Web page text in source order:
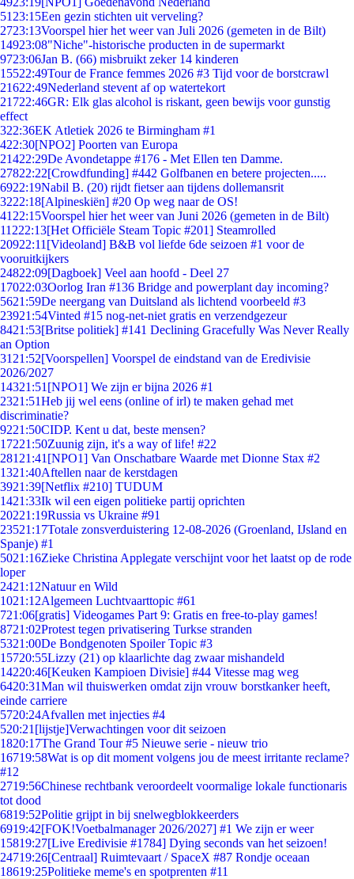
51 23:15Een gezin stichten uit verveling?
2723:13Voorspel hier het weer van Juli 2026 (gemeten in de Bilt)
14923:08"Niche"-historische producten in de supermarkt
9723:06Jan B. (66) misbruikt zeker 14 kinderen
15522:49Tour de France femmes 2026 #3 Tijd voor de borstcrawl
21622:49Nederland stevent af op watertekort
21722:46GR: Elk glas alcohol is riskant, geen bewijs voor gunstig
effect
322:36EK Atletiek 2026 te Birmingham #1
422:30[NPO2] Poorten van Europa
21422:29De Avondetappe #176 - Met Ellen ten Damme.
27822:22[Crowdfunding] #442 Golfbanen en betere projecten.....
6922:19Nabil B. (20) rijdt fietser aan tijdens dollemansrit
3222:18[Alpineskiën] #20 Op weg naar de OS!
41 22:15Voorspel hier het weer van Juni 2026 (gemeten in de Bilt)
11222:13[Het Officiële Steam Topic #201] Steamrolled
20922:11 [Videoland] B&B vol liefde 6de seizoen #1 voor de
vooruitkijkers
24822:09[Dagboek] Veel aan hoofd - Deel 27
17022:03Oorlog Iran #136 Bridge and powerplant day incoming?
5621:59De neergang van Duitsland als lichtend voorbeeld #3
23921:54Vinted #15 nog-net-niet gratis en verzendgezeur
8421:53[Britse politiek] #141 Declining Gracefully Was Never Really
an Option
31 21:52[Voorspellen] Voorspel de eindstand van de Eredivisie
2026/2027
14321:51 [NPO1] We zijn er bijna 2026 #1
2321:51Heb jij wel eens (online of irl) te maken gehad met
discriminatie?
9221:50CIDP. Kent u dat, beste mensen?
17221:50Zuunig zijn, it's a way of life! #22
281 21:41 [NPO1] Van Onschatbare Waarde met Dionne Stax #2
1321:40Aftellen naar de kerstdagen
3921:39[Netflix #210] TUDUM
1421:33Ik wil een eigen politieke partij oprichten
20221:19Russia vs Ukraine #91
23521:17Totale zonsverduistering 12-08-2026 (Groenland, IJsland en
Spanje) #1
5021:16Zieke Christina Applegate verschijnt voor het laatst op de rode
loper
2421:12Natuur en Wild
1021:12Algemeen Luchtvaarttopic #61
721:06[gratis] Videogames Part 9: Gratis en free-to-play games!
8721:02Protest tegen privatisering Turkse stranden
5321:00De Bondgenoten Spoiler Topic #3
15720:55Lizzy (21) op klaarlichte dag zwaar mishandeld
14220:46[Keuken Kampioen Divisie] #44 Vitesse mag weg
6420:31Man wil thuiswerken omdat zijn vrouw borstkanker heeft,
einde carriere
5720:24Afvallen met injecties #4
520:21 [lijstje]Verwachtingen voor dit seizoen
1820:17The Grand Tour #5 Nieuwe serie - nieuw trio
16719:58Wat is op dit moment volgens jou de meest irritante reclame?
#12
2719:56Chinese rechtbank veroordeelt voormalige lokale functionaris
tot dood
6819:52Politie grijpt in bij snelwegblokkeerders
6919:42[FOK!Voetbalmanager 2026/2027] #1 We zijn er weer
15819:27[Live Eredivisie #1784] Dying seconds van het seizoen!
24719:26[Centraal] Ruimtevaart / SpaceX #87 Rondje oceaan
18619:25Politieke meme's en spotprenten #11